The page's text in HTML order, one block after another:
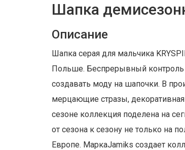
Шапка
Описание
Шапка серая для мальчика
Польше. Беспрерывный контроль
создавать моду на шапочки. В
мерцающие стразы,
сезоне коллекция поделена на
от сезона к сезону не только на
Европе. МаркаJamiks создает